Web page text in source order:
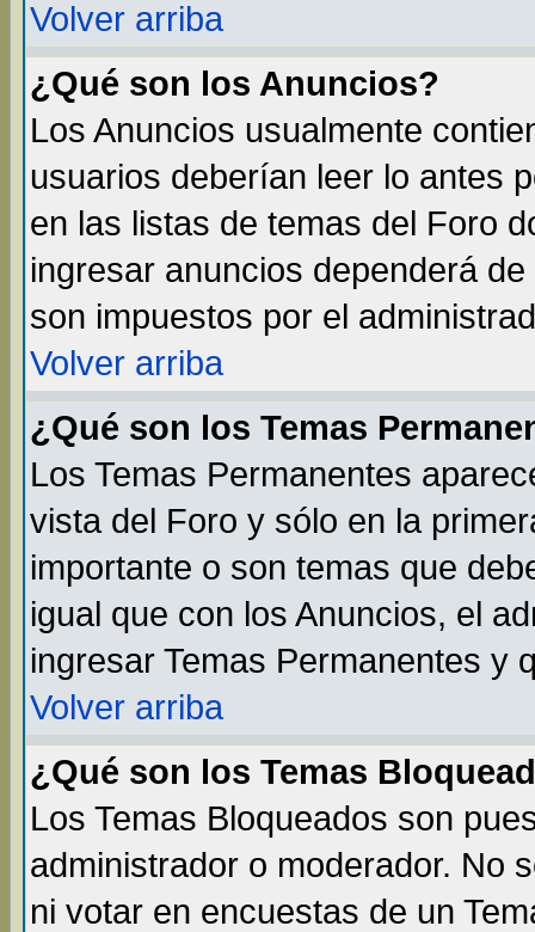
Volver arriba
¿Qué son los Anuncios?
Los Anuncios usualmente
usuarios deberían leer lo antes
en las listas de temas del Foro
ingresar anuncios dependerá
son impuestos por el
Volver arriba
¿Qué son los Temas
Los Temas Permanentes
vista del Foro y sólo en la
importante o son temas que
igual que con los Anuncios, el
ingresar Temas Permanentes y
Volver arriba
¿Qué son los Temas
Los Temas Bloqueados son
administrador o moderador. No
ni votar en encuestas de un